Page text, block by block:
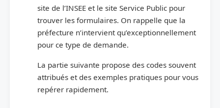
site de l’INSEE et le site Service Public pour
trouver les formulaires. On rappelle que la
préfecture n’intervient qu’exceptionnellement
pour ce type de demande.
La partie suivante propose des codes souvent
attribués et des exemples pratiques pour vous
repérer rapidement.